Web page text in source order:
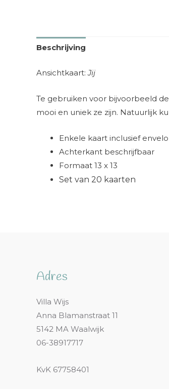
Beschrijving
Ansichtkaart:Jij
Te gebruiken voor bijvoorbeeld
mooi en uniek ze zijn. Natuurlijk
Enkele kaart inclusief
Achterkant beschrijfbaar
Formaat 13 x 13
Set van 20 kaarten
Adres
Villa Wijs
Anna Blamanstraat 11
5142 MA Waalwijk
06-38917717
KvK 67758401